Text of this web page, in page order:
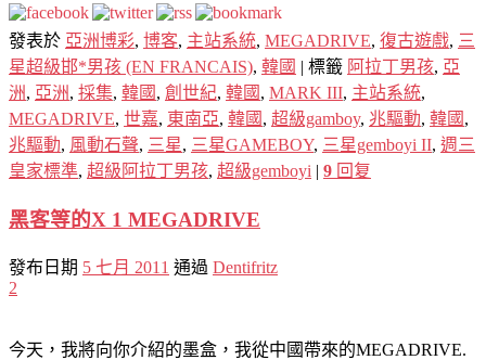
發表於 亞洲博彩, 博客, 主站系統, MEGADRIVE, 復古遊戲, 三
星超級邯*男孩 (EN FRANCAIS), 韓國 | 標籤 阿拉丁男孩, 亞
洲, 亞洲, 採集, 韓國 , 創世紀, 韓國 , MARK III, 主站系統,
MEGADRIVE, 世嘉, 東南亞, 韓國 , 超級gamboy, 兆驅動, 韓國 ,
兆驅動, 風動石聲, 三星, 三星GAMEBOY, 三星gemboyi II, 週三
皇家標準, 超級阿拉丁男孩, 超級gemboyi | 9 回复
黑客等的X 1 MEGADRIVE
發布日期 5 七月 2011 通過 Dentifritz
2
今天，我將向你介紹的墨盒，我從中國帶來的MEGADRIVE.